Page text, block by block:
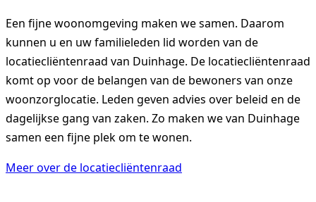
Een fijne woonomgeving maken we samen. Daarom
kunnen u en uw familieleden lid worden van de
locatiecliëntenraad van Duinhage. De locatiecliëntenraad
komt op voor de belangen van de bewoners van onze
woonzorglocatie. Leden geven advies over beleid en de
dagelijkse gang van zaken. Zo maken we van Duinhage
samen een fijne plek om te wonen.
Meer over de locatiecliëntenraad